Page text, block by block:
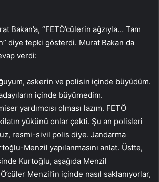
Bakan’a, “FETÖ’cülerin ağzıyla… Tam
diye tepki gösterdi. Murat Bakan da
verdi:
askerin ve polisin içinde büyüdüm.
içinde büyümedim.
yardımcısı olması lazım. FETÖ
yükünü onlar çekti. Şu an polisleri
resmi-sivil polis diye. Jandarma
Menzil yapılanmasını anlat. Üstte,
Kurtoğlu, aşağıda Menzil
Menzil’in içinde nasıl saklanıyorlar,